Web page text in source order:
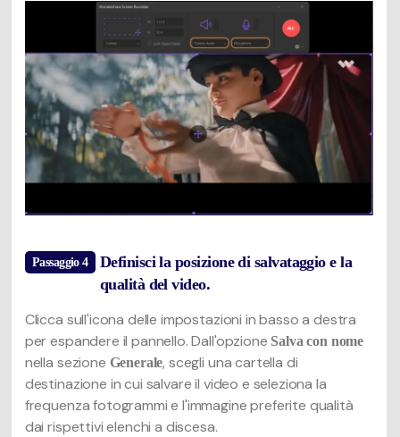
Passaggio 4
Definisci la posizione di salvataggio e la
qualità del video.
Clicca sull'icona delle impostazioni in basso a destra
per espandere il pannello. Dall'opzione Salva con nome
nella sezione Generale, scegli una cartella di
destinazione in cui salvare il video e seleziona la
frequenza fotogrammi e l'immagine preferite qualità
dai rispettivi elenchi a discesa.